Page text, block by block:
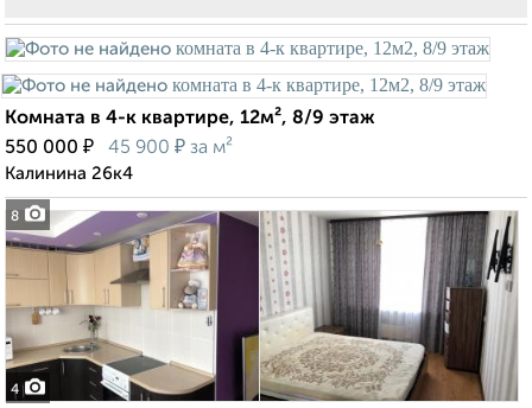
8
Комната в 4-к квартире, 12м², 8/9 этаж
550 000 ₽ 45 900 ₽ за м²
Калинина 26к4
4